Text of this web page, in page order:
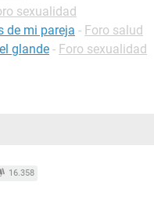
sexualidad
de mi pareja - Foro salud
glande - Foro sexualidad
16.358